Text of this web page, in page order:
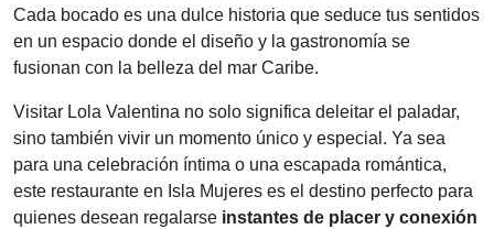
Cada bocado es una dulce historia que seduce tus sentidos
en un espacio donde el diseño y la gastronomía se
fusionan con la belleza del mar Caribe.
Visitar Lola Valentina no solo significa deleitar el paladar,
sino también vivir un momento único y especial. Ya sea
para una celebración íntima o una escapada romántica,
este restaurante en Isla Mujeres es el destino perfecto para
quienes desean regalarse instantes de placer y conexión